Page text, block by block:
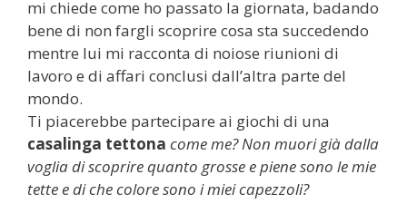
mi chiede come ho passato la giornata, badando
bene di non fargli scoprire cosa sta succedendo
mentre lui mi racconta di noiose riunioni di
lavoro e di affari conclusi dall’altra parte del
mondo.
Ti piacerebbe partecipare ai giochi di una
casalinga tettona come me? Non muori già dalla
voglia di scoprire quanto grosse e piene sono le mie
tette e di che colore sono i miei capezzoli?